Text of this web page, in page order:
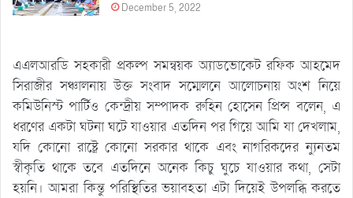
December 5, 2022
এএলআরডি সহকারী প্রকল্প সমন্বয়ক অ্যাডভোকেট রফিক আহমেদ
সিরাজীর সঞ্চালনায় উক্ত সংবাদ সম্মেলনে আলোচনায় অংশ নিয়ে
কমিউনিস্ট পার্টিও কেন্দ্রীয় সম্পাদক রুহিন হোসেন প্রিন্স বলেন, এ
ধরণের একটা ঘটনা ঘটে যাওয়ার এতদিন পর গিয়ে আমি যা দেখলাম,
যদি কোনো রাষ্ট্রে কোনো সরকার থাকে এবং নাগরিকদের ন্যুনতম
স্বীকৃতি থাকে তবে এতদিনে অনেক কিচু ঘুচে যাওয়ার কথা, সেটা
হয়নি। আমরা কিন্তু পরিস্থিতির ভয়াবহতা এটা দিয়েই উপলব্ধি করতে